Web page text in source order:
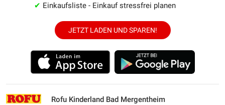
✔ Einkaufsliste - Einkauf stressfrei planen
JETZT LADEN UND SPAREN!
Rofu Kinderland Bad Mergentheim